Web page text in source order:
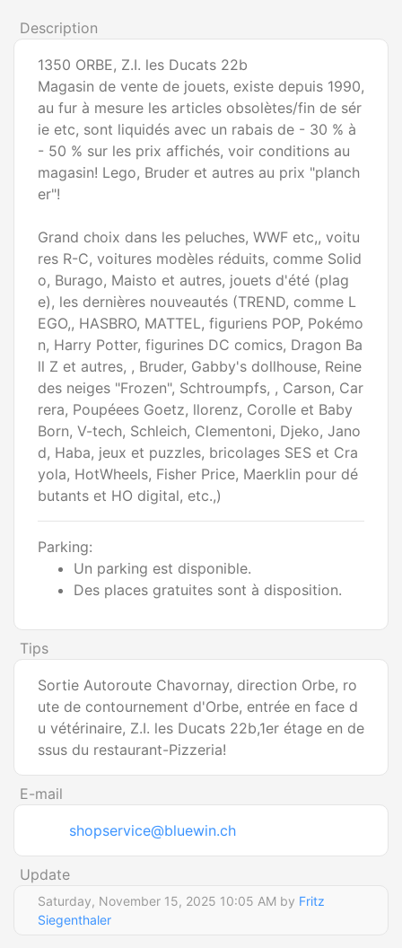
Description
1350 ORBE, Z.I. les Ducats 22b
Magasin de vente de jouets, existe depuis 1990,
au fur à mesure les articles obsolètes/fin de sér
ie etc, sont liquidés avec un rabais de - 30 % à
- 50 % sur les prix affichés, voir conditions au
magasin! Lego, Bruder et autres au prix "planch
er"!
Grand choix dans les peluches, WWF etc,, voitu
res R-C, voitures modèles réduits, comme Solid
o, Burago, Maisto et autres, jouets d'été (plag
e), les dernières nouveautés (TREND, comme L
EGO,, HASBRO, MATTEL, figuriens POP, Pokémo
n, Harry Potter, figurines DC comics, Dragon Ba
ll Z et autres, , Bruder, Gabby's dollhouse, Reine
des neiges "Frozen", Schtroumpfs, , Carson, Car
rera, Poupéees Goetz, llorenz, Corolle et Baby
Born, V-tech, Schleich, Clementoni, Djeko, Jano
d, Haba, jeux et puzzles, bricolages SES et Cra
yola, HotWheels, Fisher Price, Maerklin pour dé
butants et HO digital, etc.,)
Parking:
Un parking est disponible.
Des places gratuites sont à disposition.
Tips
Sortie Autoroute Chavornay, direction Orbe, ro
ute de contournement d'Orbe, entrée en face d
u vétérinaire, Z.I. les Ducats 22b,1er étage en de
ssus du restaurant-Pizzeria!
E-mail
shopservice@bluewin.ch
Update
Saturday, November 15, 2025 10:05 AM by Fritz
Siegenthaler